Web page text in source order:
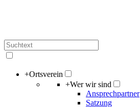
+Ortsverein
+Wer wir sind
Ansprechpartner
Satzung